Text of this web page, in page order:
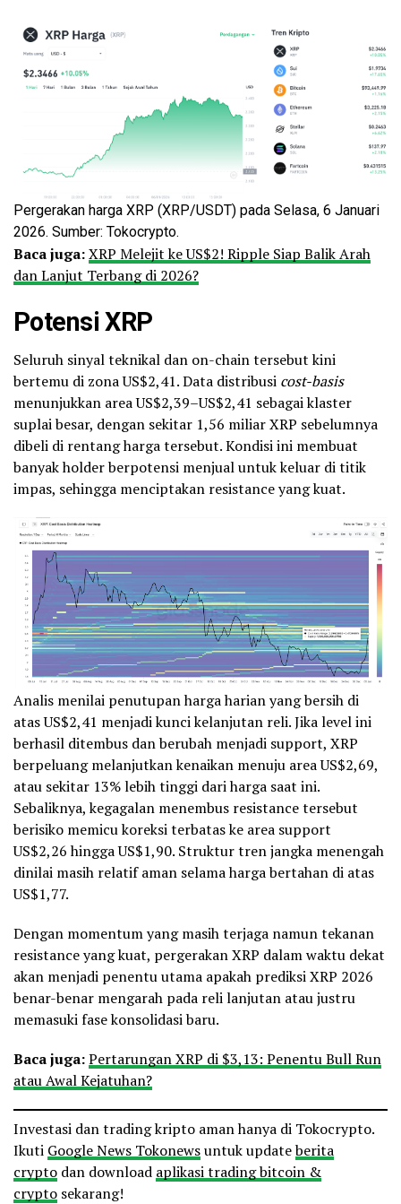
Pergerakan harga XRP (XRP/USDT) pada Selasa, 6 Januari
2026. Sumber: Tokocrypto.
Baca juga:XRP Melejit ke US$2! Ripple Siap Balik Arah
dan Lanjut Terbang di 2026?
Potensi XRP
Seluruh sinyal teknikal dan on-chain tersebut kini
bertemu di zona US$2,41. Data distribusi cost-basis
menunjukkan area US$2,39–US$2,41 sebagai klaster
suplai besar, dengan sekitar 1,56 miliar XRP sebelumnya
dibeli di rentang harga tersebut. Kondisi ini membuat
banyak holder berpotensi menjual untuk keluar di titik
impas, sehingga menciptakan resistance yang kuat.
Analis menilai penutupan harga harian yang bersih di
atas US$2,41 menjadi kunci kelanjutan reli. Jika level ini
berhasil ditembus dan berubah menjadi support, XRP
berpeluang melanjutkan kenaikan menuju area US$2,69,
atau sekitar 13% lebih tinggi dari harga saat ini.
Sebaliknya, kegagalan menembus resistance tersebut
berisiko memicu koreksi terbatas ke area support
US$2,26 hingga US$1,90. Struktur tren jangka menengah
dinilai masih relatif aman selama harga bertahan di atas
US$1,77.
Dengan momentum yang masih terjaga namun tekanan
resistance yang kuat, pergerakan XRP dalam waktu dekat
akan menjadi penentu utama apakah prediksi XRP 2026
benar-benar mengarah pada reli lanjutan atau justru
memasuki fase konsolidasi baru.
Baca juga:Pertarungan XRP di $3,13: Penentu Bull Run
atau Awal Kejatuhan?
Investasi dan trading kripto aman hanya di Tokocrypto.
Ikuti Google News Tokonewsuntuk updateberita
crypto dan download aplikasi trading bitcoin &
crypto sekarang!